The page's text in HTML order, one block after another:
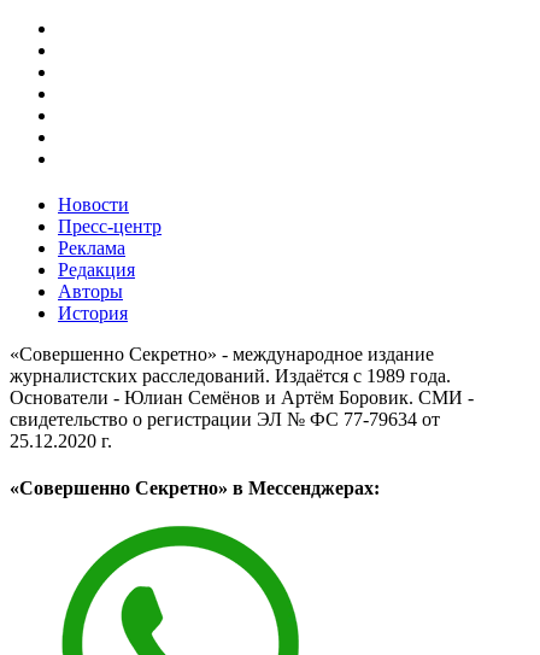
Новости
Пресс-центр
Реклама
Редакция
Авторы
История
«Совершенно Секретно» - международное издание
журналистских расследований. Издаётся с 1989 года.
Основатели - Юлиан Семёнов и Артём Боровик. CМИ -
свидетельство о регистрации ЭЛ № ФС 77-79634 от
25.12.2020 г.
«Совершенно Секретно» в Мессенджерах: